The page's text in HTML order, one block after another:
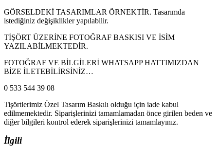
GÖRSELDEKİ TASARIMLAR ÖRNEKTİR. Tasarımda
istediğiniz değişiklikler yapılabilir.
TİŞÖRT ÜZERİNE FOTOĞRAF BASKISI VE İSİM
YAZILABİLMEKTEDİR.
FOTOĞRAF VE BİLGİLERİ WHATSAPP HATTIMIZDAN
BİZE İLETEBİLİRSİNİZ…
0 533 544 39 08
Tişörtlerimiz Özel Tasarım Baskılı olduğu için iade kabul
edilmemektedir. Siparişlerinizi tamamlamadan önce girilen beden ve
diğer bilgileri kontrol ederek siparişlerinizi tamamlayınız.
İlgili